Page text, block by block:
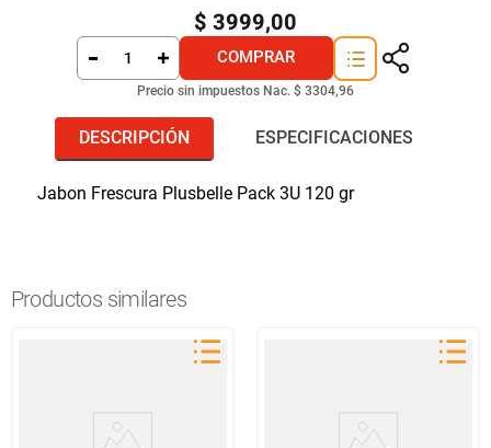
$ 3999,00
COMPRAR
Precio sin impuestos Nac. $ 3304,96
DESCRIPCIÓN ESPECIFICACIONES
Jabon Frescura Plusbelle Pack 3U 120 gr
Productos similares